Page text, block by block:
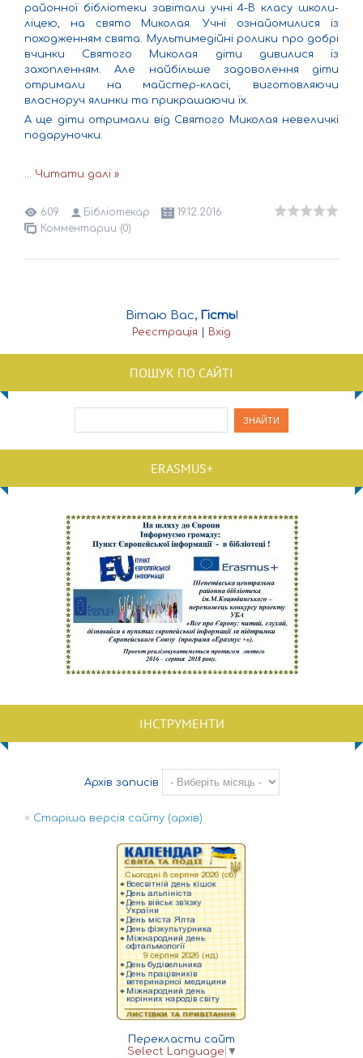
районної бібліотеки завітали учні 4-В класу школи-
ліцею, на свято Миколая. Учні ознайомилися із
походженням свята. Мультимедійні ролики про добрі
вчинки Святого Миколая діти дивилися із
захопленням. Але найбільше задоволення діти
отримали на майстер-класі, виготовляючи
власноруч ялинки та прикрашаючи їх.
А ще діти отримали від Святого Миколая невеличкі
подаруночки.
... Читати далі »
609 Бібліотекар
19.12.2016
Комментарии (0)
Вітаю Вас, Гість!
Реєстрація Вхід
ПОШУК ПО САЙТІ
ERASMUS+
ІНСТРУМЕНТИ
Архів записів
Старіша версія сайту (архів)
Перекласти сайт
Select Language ▼